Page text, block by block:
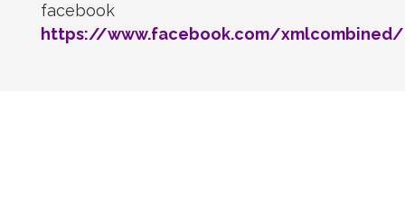
facebook
https://www.facebook.com/xmlcombined/